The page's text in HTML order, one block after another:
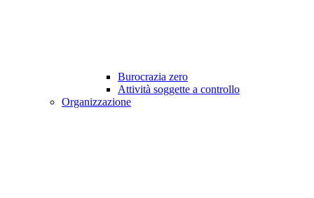
Burocrazia zero
Attività soggette a controllo
Organizzazione